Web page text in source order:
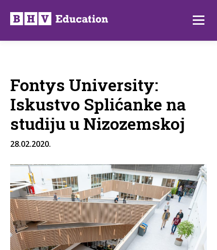
sadržaj
Fontys University:
Iskustvo Splićanke na
studiju u Nizozemskoj
28.02.2020.